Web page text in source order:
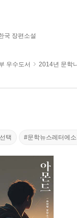
국 장편소설
우수도서 2014년 문학
택 #문학뉴스레터에